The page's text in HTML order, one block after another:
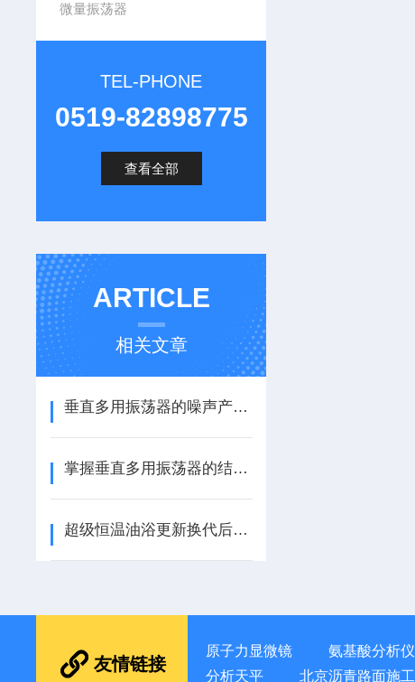
微量振荡器
TEL-PHONE
0519-82898775
查看全部
ARTICLE
相关文章
垂直多用振荡器的噪声产生原因及降噪处理方案
掌握垂直多用振荡器的结构原理与操作方法
超级恒温油浴更新换代后的亮点
友情链接
原子力显微镜 氨基酸分析仪
分析天平
北京沥青路面施工